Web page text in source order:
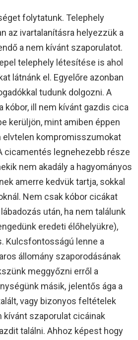
folytatunk. Telephely
az ivartalanításra helyezzük a
a nem kívánt szaporulatot.
telephely létesítése is ahol
látnánk el. Egyelőre azonban
tudunk dolgozni. A
kóbor, ill nem kívánt gazdis cica
kerüljön, mint amiben éppen
elvtelen kompromisszumokat
cicamentés legnehezebb része
nem akadály a hagyományos
amerre kedvük tartja, sokkal
Nem csak kóbor cicákat
után, ha nem találunk
eredeti élőhelyükre),
Kulcsfontosságú lenne a
állomány szaporodásának
meggyőzni erről a
másik, jelentős ága a
vagy bizonyos feltételek
szaporulat cicáinak
találni. Ahhoz képest hogy